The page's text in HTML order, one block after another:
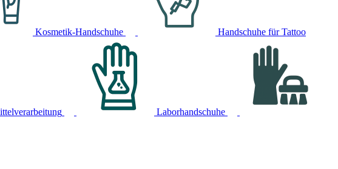
Kosmetik-Handschuhe Handschuhe für Tattoo
Laborhandschuhe